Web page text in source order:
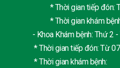
* Thời gian tiếp đón:
* Thời gian khám
- Khoa Khám bệnh: Thứ 2
* Thời gian tiếp đón: Từ
* Thời gian khám bệnh: